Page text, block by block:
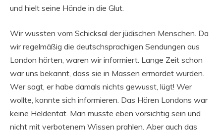
und hielt seine Hände in die Glut.
Wir wussten vom Schicksal der jüdischen Menschen. Da
wir regelmäßig die deutsch­sprachigen Sendungen aus
London hörten, waren wir informiert. Lange Zeit schon
war uns bekannt, dass sie in Massen ermordet wurden.
Wer sagt, er habe damals nichts gewusst, lügt! Wer
wollte, konnte sich informieren. Das Hören Londons war
keine Heldentat. Man musste eben vorsichtig sein und
nicht mit verbotenem Wissen prahlen. Aber auch das